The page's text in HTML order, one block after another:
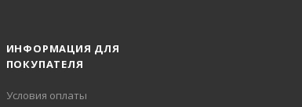
ИНФОРМАЦИЯ ДЛЯ
ПОКУПАТЕЛЯ
Условия оплаты